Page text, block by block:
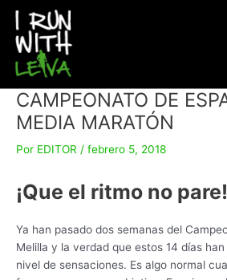
contenido
CAMPEONATO DE
MEDIA MARATÓN
Por EDITOR / febrero 5, 2018
¡Que el ritmo no pare!
Ya han pasado dos semanas del
Melilla y la verdad que estos 14 días
nivel de sensaciones. Es algo normal